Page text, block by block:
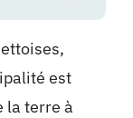
est
la terre à